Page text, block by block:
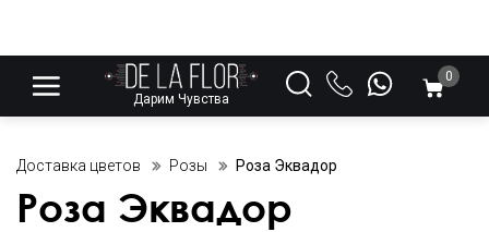
Дарим Чувства
0
Доставка цветов Розы Роза Эквадор
Роза Эквадор